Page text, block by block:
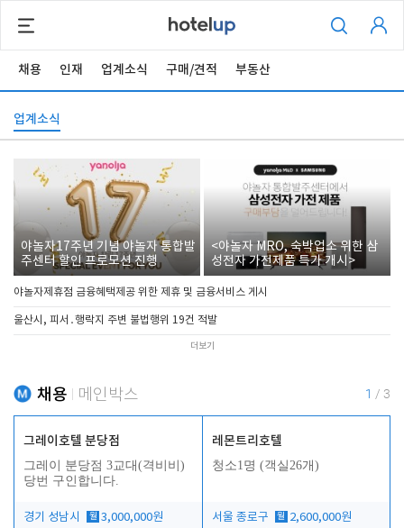
채용 인재 업계소식 구매/견적 부동산
업계소식
야놀자17주년 기념 야놀자 통합발
주센터 할인 프로모션 진행
<야놀자 MRO, 숙박업소 위한 삼
성전자 가전제품 특가 개시>
야놀자제휴점 금융혜택제공 위한 제휴 및 금융서비스 게시
울산시, 피서․행락지 주변 불법행위 19건 적발
더보기
채용 메인박스 1 / 3
그레이호텔 분당점
그레이 분당점 3교대(격비비)
당번 구인합니다.
경기 성남시 월 3,000,000원
레몬트리호텔
청소1명 (객실26개)
서울 종로구 월 2,600,000원